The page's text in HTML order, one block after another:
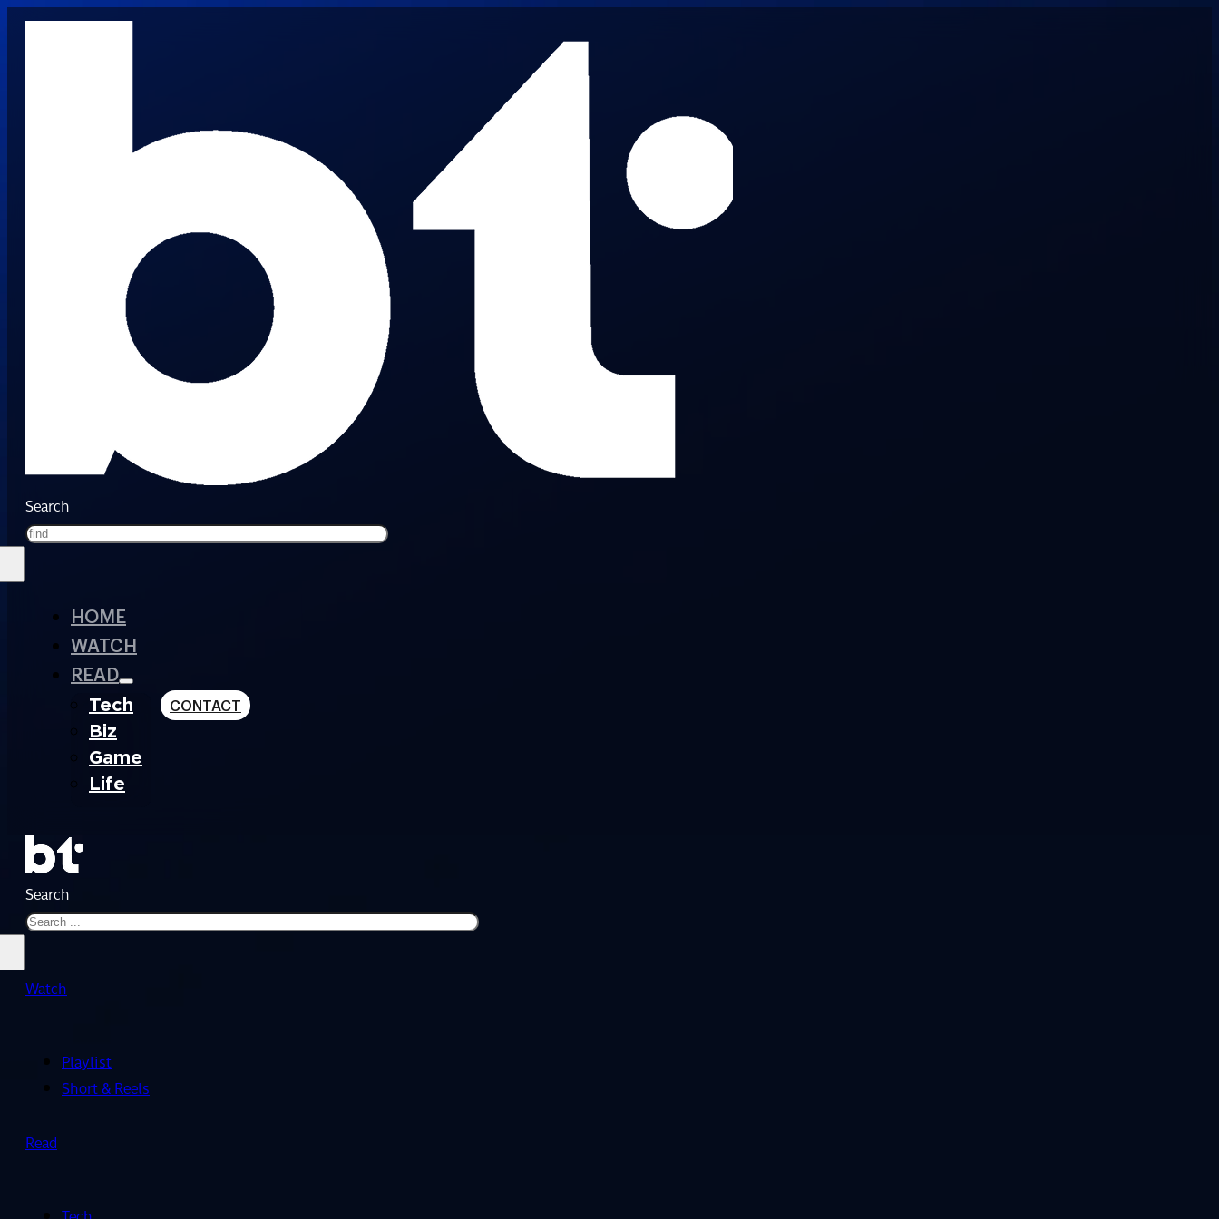
Search
HOME
WATCH
READ
Tech
Biz
Game
Life
CONTACT
Search
Watch
Playlist
Short & Reels
Read